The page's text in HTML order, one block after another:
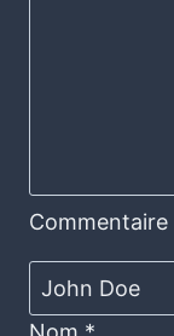
Commentaire